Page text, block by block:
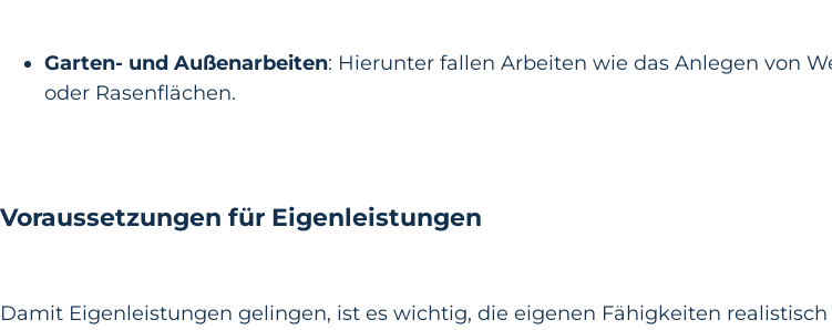
Garten- und Außenarbeiten: Hierunter fallen Arbeiten wie das Anlegen von
oder Rasenflächen.
Voraussetzungen für Eigenleistungen
Damit Eigenleistungen gelingen, ist es wichtig, die eigenen Fähigkeiten realistisch